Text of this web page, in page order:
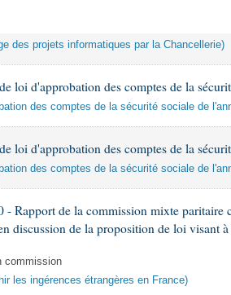
des projets informatiques par la Chancellerie)
loi d'approbation des comptes de la
des comptes de la sécurité sociale de
loi d'approbation des comptes de la
des comptes de la sécurité sociale de
- Rapport de la commission mixte paritaire
discussion de la proposition de loi visant
commission
les ingérences étrangères en France)